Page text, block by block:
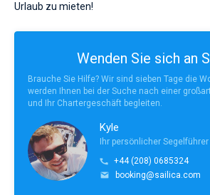
Urlaub zu mieten!
Wenden Sie sich an
Brauche Sie Hilfe? Wir sind sieben Tage die
werden Ihnen bei der Suche nach einer
und Ihr Chartergeschäft begleiten.
Kyle
Ihr persönlicher Segelführer
+44 (208) 0685324
booking@sailica.com